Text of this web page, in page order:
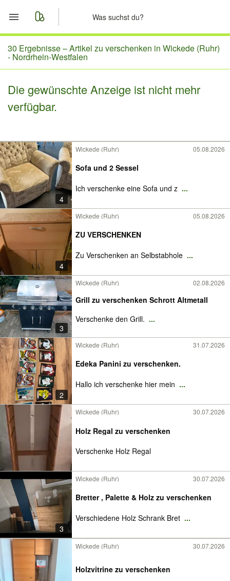
Start
Merkliste
Nachrichten
30 Ergebnisse –Artikel zu verschenken in Wickede (Ruhr)
- Nordrhein-Westfalen
Die gewünschte Anzeige ist nicht mehr
verfügbar.
4
Wickede (Ruhr) 05.08.2026
Sofa und 2 Sessel
Ich verschenke eine Sofa und z ...
4
Wickede (Ruhr) 05.08.2026
ZU VERSCHENKEN
Zu Verschenken an Selbstabhole ...
3
Wickede (Ruhr) 02.08.2026
Grill zu verschenken Schrott Altmetall
Verschenke den Grill. ...
2
Wickede (Ruhr) 31.07.2026
Edeka Panini zu verschenken.
Hallo ich verschenke hier mein ...
Wickede (Ruhr) 30.07.2026
Holz Regal zu verschenken
Verschenke Holz Regal
3
Wickede (Ruhr) 30.07.2026
Bretter , Palette & Holz zu verschenken
Verschiedene Holz Schrank Bret ...
Wickede (Ruhr) 30.07.2026
Holzvitrine zu verschenken